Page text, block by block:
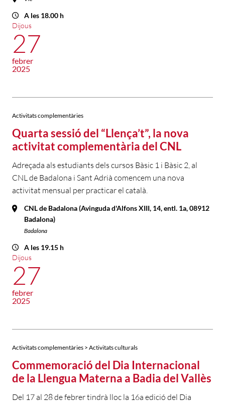
A les 18.00 h
Dijous
27
febrer
2025
Activitats complementàries
Quarta sessió del “Llença’t”, la nova
activitat complementària del CNL
Adreçada als estudiants dels cursos Bàsic 1 i Bàsic 2, al
CNL de Badalona i Sant Adrià comencem una nova
activitat mensual per practicar el català.
CNL de Badalona (Avinguda d'Alfons XIII, 14, entl. 1a, 08912
Badalona)
Badalona
A les 19.15 h
Dijous
27
febrer
2025
Activitats complementàries > Activitats culturals
Commemoració del Dia Internacional
de la Llengua Materna a Badia del Vallès
Del 17 al 28 de febrer tindrà lloc la 16a edició del Dia